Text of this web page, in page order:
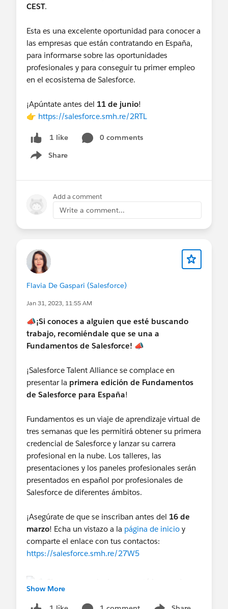
CEST.
Esta es una excelente oportunidad para conocer a
las empresas que están contratando en España,
para informarse sobre las oportunidades
profesionales y para conseguir tu primer empleo
en el ecosistema de Salesforce.
¡Apúntate antes del 11 de junio!
👉 https://salesforce.smh.re/2RTL
1 like
0 comments
Share
Show menu
Add a comment
Write a comment...
Flavia De Gaspari (Salesforce)
Jan 31, 2023, 11:55 AM
📣¡Si conoces a alguien que esté buscando
trabajo, recomiéndale que se una a
Fundamentos de Salesforce! 📣
¡Salesforce Talent Alliance se complace en
presentar la primera edición de Fundamentos
de Salesforce para España!
Fundamentos es un viaje de aprendizaje virtual de
tres semanas que les permitirá obtener su primera
credencial de Salesforce y lanzar su carrera
profesional en la nube. Los talleres, las
presentaciones y los paneles profesionales serán
presentados en español por profesionales de
Salesforce de diferentes ámbitos.
¡Asegúrate de que se inscriban antes del 16 de
marzo! Echa un vistazo a la página de inicio y
comparte el enlace con tus contactos:
https://salesforce.smh.re/27W5
Show More